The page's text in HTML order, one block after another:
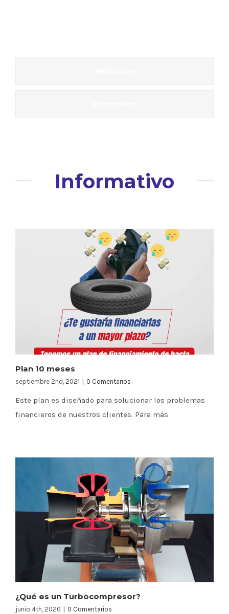
Informativo
Plan 10 meses
septiembre 2nd, 2021 0 Comentarios
Este plan es diseñado para solucionar los problemas
financieros de nuestros clientes. Para más
¿Qué es un Turbocompresor?
junio 4th, 2020 0 Comentarios